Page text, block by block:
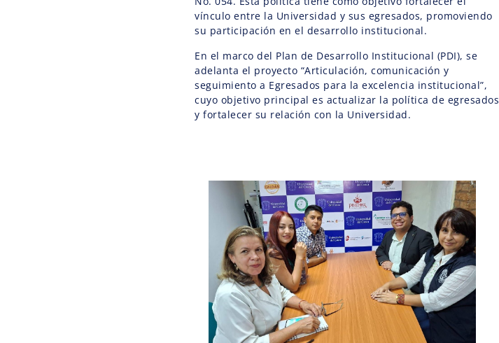
vínculo entre la Universidad y sus egresados, promoviendo
su participación en el desarrollo institucional.
En el marco del Plan de Desarrollo Institucional (PDI), se
adelanta el proyecto “Articulación, comunicación y
seguimiento a Egresados para la excelencia institucional”,
cuyo objetivo principal es actualizar la política de egresados
y fortalecer su relación con la Universidad.